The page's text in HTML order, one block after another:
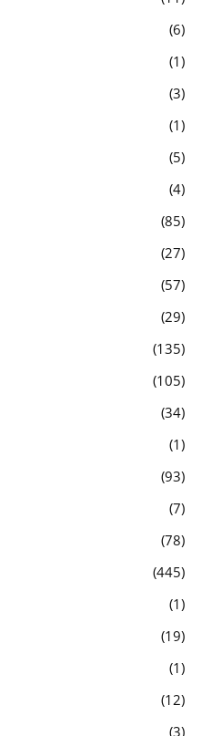
6
1
3
1
5
4
85
27
57
29
135
105
34
1
93
7
78
445
1
19
1
12
3